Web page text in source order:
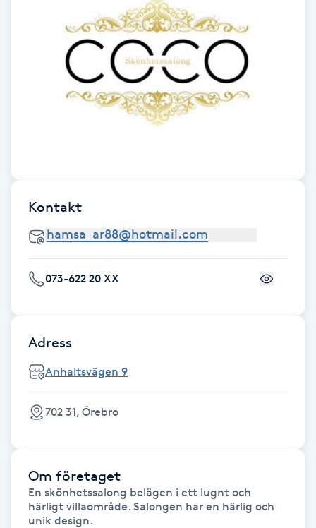
Fransförlängning Megavolym
Fransförlängning Volym
Fransk manikyr
Frekvensterapi
Friskvårdsmassage
Frisör
Kontakt
073-622 20 XX
Adress
Anhaltsvägen 9
702 31, Örebro
Om företaget
En skönhetssalong belägen i ett lugnt och
härligt villaområde. Salongen har en härlig och
unik design.